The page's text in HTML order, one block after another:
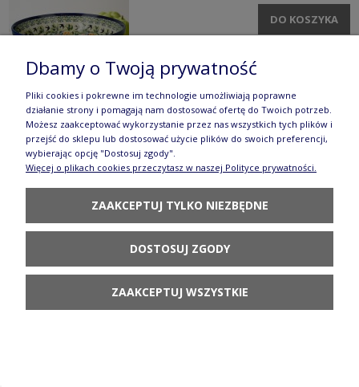
DO KOSZYKA
Talerz patera ø 33,0 cm Bolesławiec
GU1378DEKDU182
POWIADOM O
DOSTĘPNOŚCI
Dbamy o Twoją prywatność
Pliki cookies i pokrewne im technologie umożliwiają poprawne
działanie strony i pomagają nam dostosować ofertę do Twoich potrzeb.
Możesz zaakceptować wykorzystanie przez nas wszystkich tych plików i
przejść do sklepu lub dostosować użycie plików do swoich preferencji,
wybierając opcję "Dostosuj zgody".
Więcej o plikach cookies przeczytasz w naszej Polityce prywatności.
ZAAKCEPTUJ TYLKO NIEZBĘDNE
DOSTOSUJ ZGODY
ZAAKCEPTUJ WSZYSTKIE